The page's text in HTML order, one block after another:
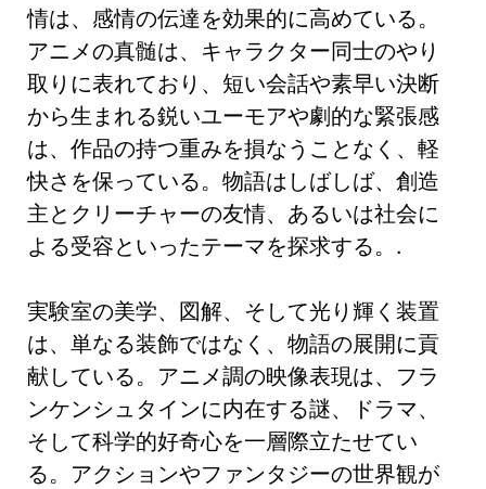
情は、感情の伝達を効果的に高めている。
アニメの真髄は、キャラクター同士のやり
取りに表れており、短い会話や素早い決断
から生まれる鋭いユーモアや劇的な緊張感
は、作品の持つ重みを損なうことなく、軽
快さを保っている。物語はしばしば、創造
主とクリーチャーの友情、あるいは社会に
よる受容といったテーマを探求する。.
実験室の美学、図解、そして光り輝く装置
は、単なる装飾ではなく、物語の展開に貢
献している。アニメ調の映像表現は、フラ
ンケンシュタインに内在する謎、ドラマ、
そして科学的好奇心を一層際立たせてい
る。アクションやファンタジーの世界観が